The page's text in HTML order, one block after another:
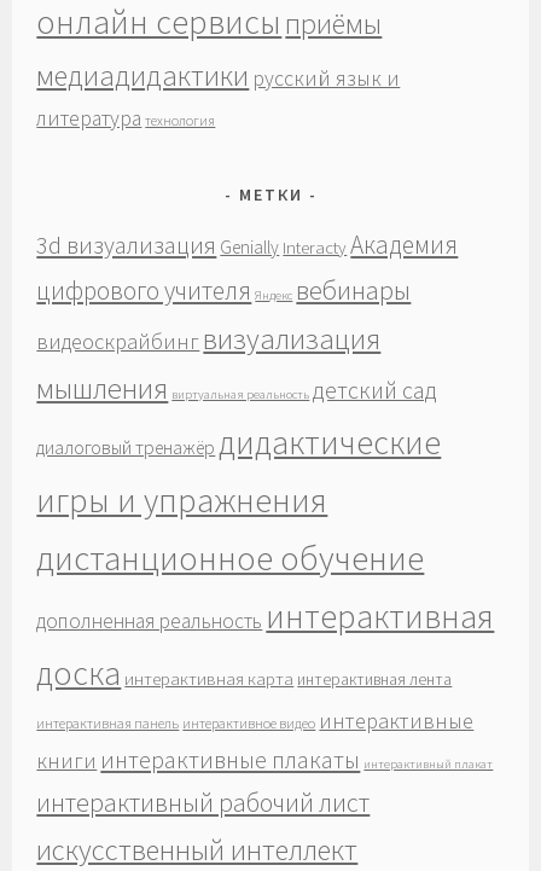
онлайн сервисы приёмы
медиадидактики русский язык и
литература технология
МЕТКИ
3d визуализация Genially Interacty Академия
цифрового учителя Яндекс вебинары
видеоскрайбинг визуализация
мышления виртуальная реальность детский сад
диалоговый тренажёр дидактические
игры и упражнения
дистанционное обучение
дополненная реальность интерактивная
доска интерактивная карта интерактивная лента
интерактивная панель интерактивное видео интерактивные
книги интерактивные плакаты интерактивный плакат
интерактивный рабочий лист
искусственный интеллект